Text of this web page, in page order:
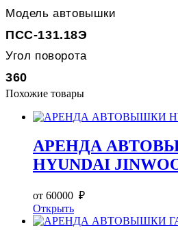
Модель автовышки
ПСС-131.18Э
Угол поворота
360
Похожие товары
АРЕНДА
HYUNDAI
от 60000 ₽
Открыть